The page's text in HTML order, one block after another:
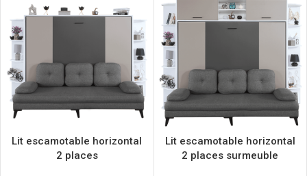
Lit escamotable horizontal
2 places
Lit escamotable horizontal
2 places surmeuble